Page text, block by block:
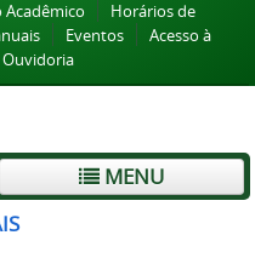
Acadêmico
Horários de
Eventos
Acesso à
Ouvidoria
MENU